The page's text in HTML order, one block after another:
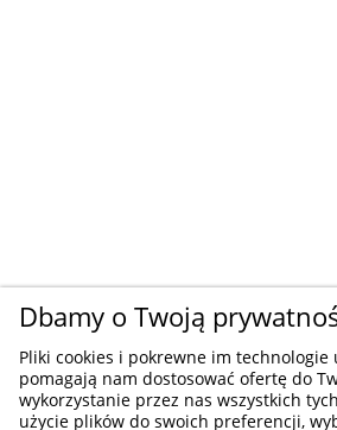
Dbamy o Twoją
Pliki cookies i pokrewne im
pomagają nam dostosować ofertę do
wykorzystanie przez nas wszystkich
użycie plików do swoich preferencji,